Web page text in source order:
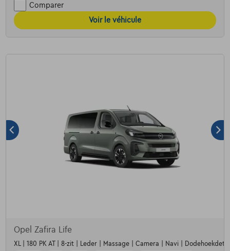
Comparer
Voir le véhicule
Opel Zafira Life
XL | 180 PK AT | 8-zit | Leder | Massage | Camera | Navi |